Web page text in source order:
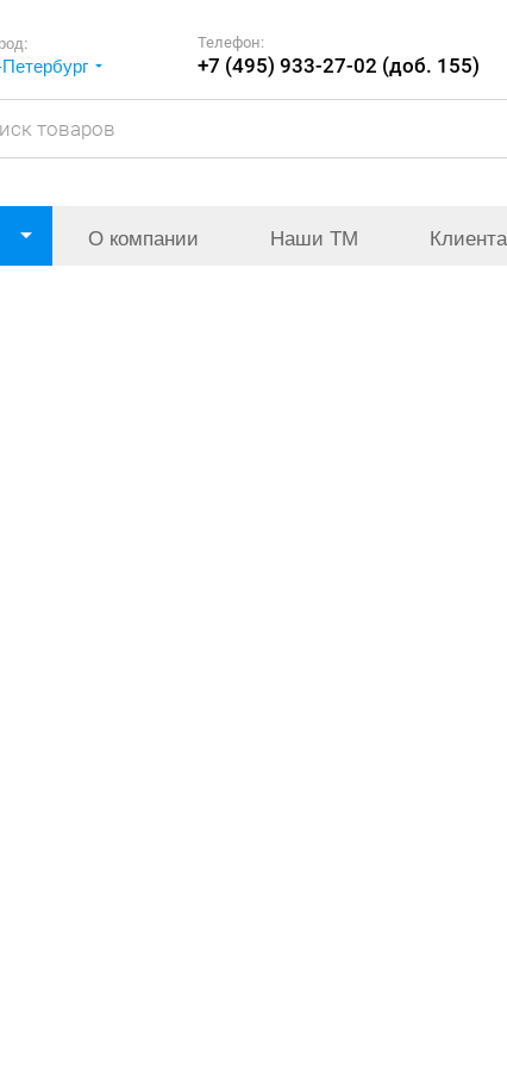
Телефон:
+7 (495) 933-27-02 (доб. 155)
О компании Наши ТМ